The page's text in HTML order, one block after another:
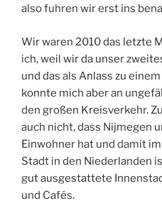
also fuhren wir erst ins
Wir waren 2010 das letzte
ich, weil wir da unser
und das als Anlass zu
konnte mich aber an
den großen Kreisverkehr.
auch nicht, dass Nijmegen
Einwohner hat und damit
Stadt in den Niederlanden
gut ausgestattete
und Cafés.